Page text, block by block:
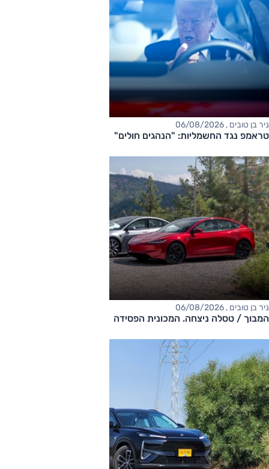
ניר בן טובים , 06/08/2026
טראמפ נגד החשמליות: "הנהגים חולים"
ניר בן טובים , 06/08/2026
המבוך / טסלה ניצחה. המכונית הפסידה